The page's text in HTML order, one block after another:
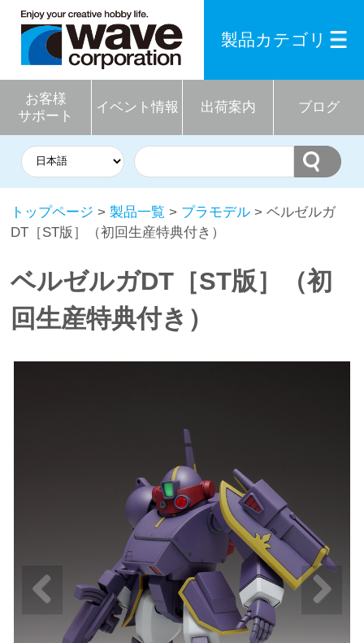
お客様
サポート
イベント情報 出荷案内 ブログ
製品カテゴリ
トップページ > 製品一覧 > プラモデル > ベルゼルガ
DT［ST版］（初回生産特典付き）
ベルゼルガDT［ST版］（初
回生産特典付き）